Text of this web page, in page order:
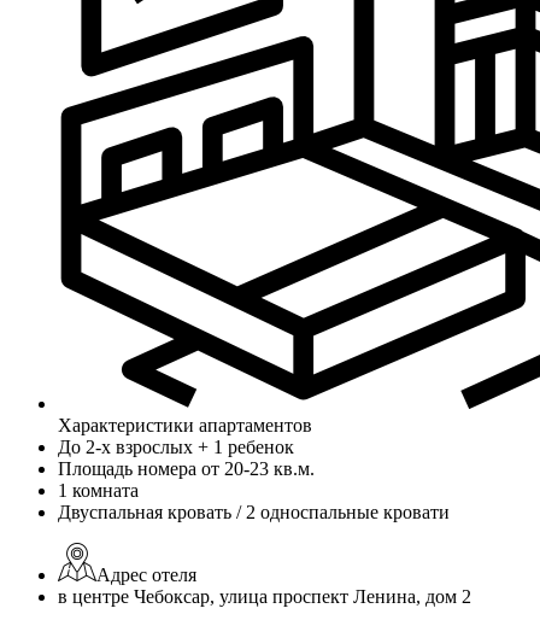
Характеристики апартаментов
До 2-х взрослых + 1 ребенок
Площадь номера от 20-23 кв.м.
1 комната
Двуспальная кровать / 2 односпальные кровати
Адрес отеля
в центре Чебоксар, улица проспект Ленина, дом 2